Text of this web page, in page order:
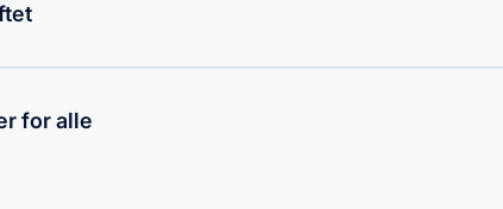
for alle